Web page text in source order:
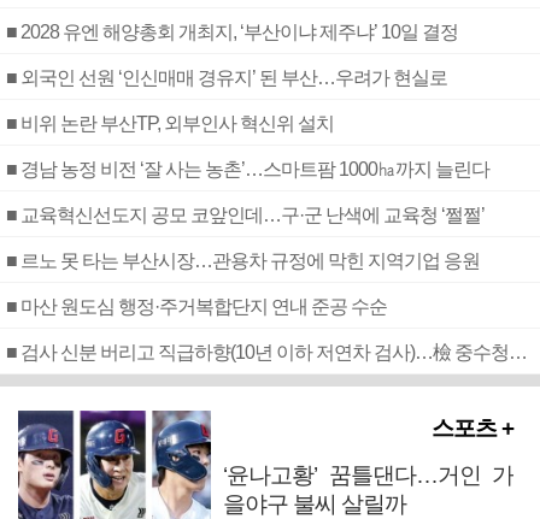
■ 2028 유엔 해양총회 개최지, ‘부산이냐 제주냐’ 10일 결정
■ 외국인 선원 ‘인신매매 경유지’ 된 부산…우려가 현실로
■ 비위 논란 부산TP, 외부인사 혁신위 설치
■ 경남 농정 비전 ‘잘 사는 농촌’…스마트팜 1000㏊까지 늘린다
■ 교육혁신선도지 공모 코앞인데…구·군 난색에 교육청 ‘쩔쩔’
■ 르노 못 타는 부산시장…관용차 규정에 막힌 지역기업 응원
■ 마산 원도심 행정·주거복합단지 연내 준공 수순
■ 검사 신분 버리고 직급하향(10년 이하 저연차 검사)…檢 중수청행 기피
스포츠 +
‘윤나고황’ 꿈틀댄다…거인 가
을야구 불씨 살릴까